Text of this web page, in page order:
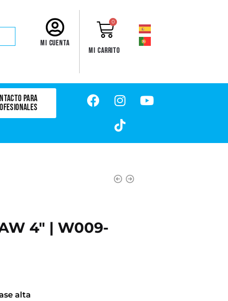
Mi cuenta
0
Mi carrito
PARA
4" | W009-
alta